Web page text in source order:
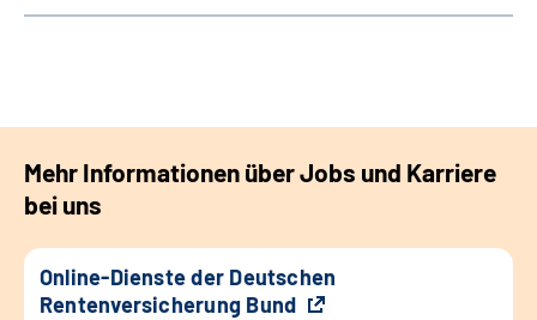
Mehr Informationen über Jobs und Karriere
bei uns
Online-Dienste der Deutschen
Rentenversicherung Bund